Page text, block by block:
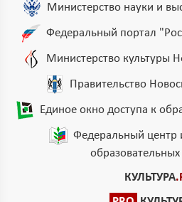
Министерство науки и
Федеральный портал
Министерство культуры
Правительство
Единое окно доступа к
Федеральный
образовательных
КУЛЬТУРА